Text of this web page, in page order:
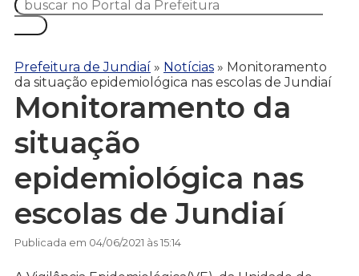
Prefeitura de Jundiaí » Notícias » Monitoramento
da situação epidemiológica nas escolas de Jundiaí
Monitoramento da
situação
epidemiológica nas
escolas de Jundiaí
Publicada em 04/06/2021 às 15:14